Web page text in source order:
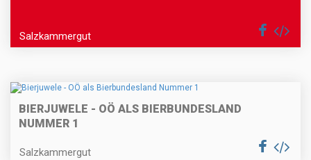
Salzkammergut
BIERJUWELE - OÖ ALS BIERBUNDESLAND
NUMMER 1
Salzkammergut